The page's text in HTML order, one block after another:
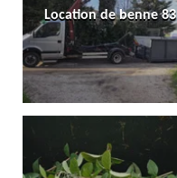
Location de benne 83